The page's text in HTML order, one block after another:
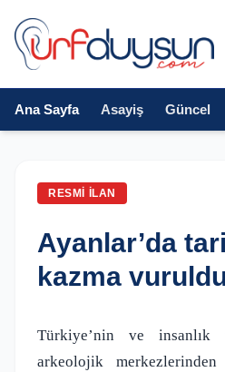
Ana Sayfa Asayiş Güncel
RESMI İLAN
Ayanlar’da
kazma
Türkiye’nin ve
arkeolojik